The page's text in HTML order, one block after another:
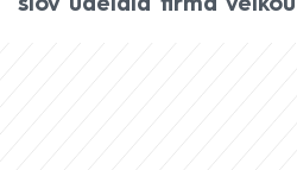
slov udělala firma